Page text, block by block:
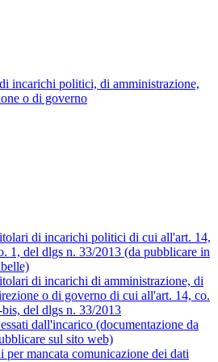
incarichi politici, di amministrazione,
o di governo
di incarichi politici di cui all'art. 14,
1, del dlgs n. 33/2013 (da pubblicare in
di incarichi di amministrazione, di
o di governo di cui all'art. 14, co.
bis, del dlgs n. 33/2013
dall'incarico (documentazione da
sul sito web)
per mancata comunicazione dei dati